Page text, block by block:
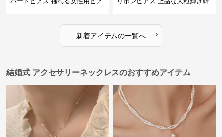
新着アイテムの一覧へ ›
結婚式 アクセサリーネックレスのおすすめアイテム